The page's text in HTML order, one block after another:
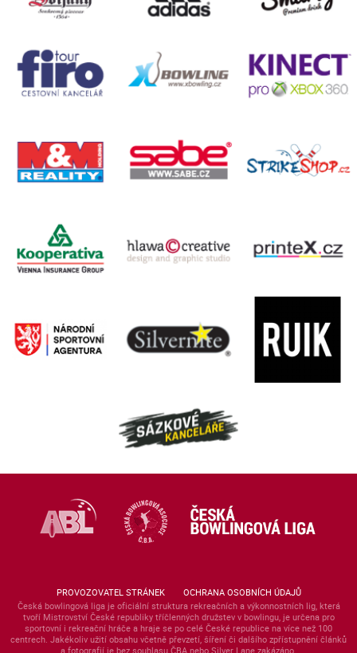
PROVOZOVATEL STRÁNEK
OCHRANA OSOBNÍCH ÚDAJŮ
Česká bowlingová liga je oficiální struktura rekreačních a výkonnostních lig, která
tvoří Mistrovství České republiky tříčlenných družstev v bowlingu, je určena pro
sportovní i rekreační hráče a hraje se po celé České republice na více než 100
centrech. Jakékoliv užití obsahu včetně převzetí, šíření či dalšího zpřístupnění článků
a fotografií je bez souhlasu ČBA nebo Silver Lane zakázáno.